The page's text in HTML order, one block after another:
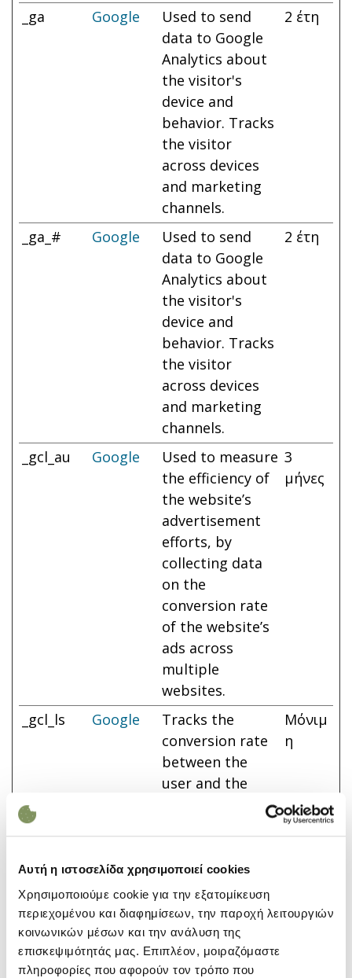
Αυτή η ιστοσελίδα χρησιμοποιεί cookies
Χρησιμοποιούμε cookie για την εξατομίκευση
περιεχομένου και διαφημίσεων, την παροχή λειτουργιών
κοινωνικών μέσων και την ανάλυση της
επισκεψιμότητάς μας. Επιπλέον, μοιραζόμαστε
πληροφορίες που αφορούν τον τρόπο που
_ga Google
Used to send
data to Google
Analytics about
the visitor's
device and
behavior. Tracks
the visitor
across devices
and marketing
channels.
2 έτη
_ga_# Google
Used to send
data to Google
Analytics about
the visitor's
device and
behavior. Tracks
the visitor
across devices
and marketing
channels.
2 έτη
_gcl_au Google
Used to measure
the efficiency of
the website’s
advertisement
efforts, by
collecting data
on the
conversion rate
of the website’s
ads across
multiple
websites.
3
μήνες
_gcl_ls Google
Tracks the
conversion rate
between the
user and the
serves to
optimise the
relevance of the
advertisements
on the website.
Μόνιμ
η